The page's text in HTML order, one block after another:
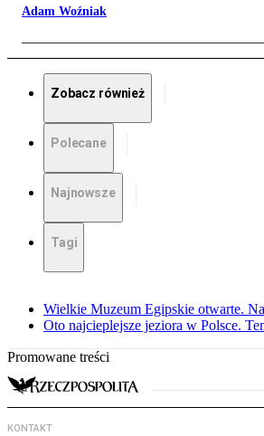
Adam Woźniak
Zobacz również
Polecane
Najnowsze
Tagi
Wielkie Muzeum Egipskie otwarte.
Oto najcieplejsze jeziora w Polsce.
Promowane treści
KONTAKT